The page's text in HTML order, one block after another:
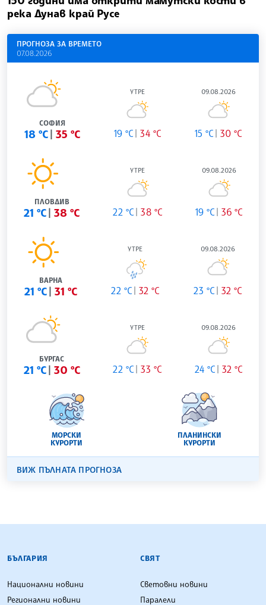
река Дунав край Русе
ПРОГНОЗА ЗА ВРЕМЕТО
07.08.2026
СОФИЯ
18 °C 35 °C
УТРЕ
19 °C 34 °C
09.08.2026
15 °C 30 °C
ПЛОВДИВ
21 °C 38 °C
УТРЕ
22 °C 38 °C
09.08.2026
19 °C 36 °C
ВАРНА
21 °C 31 °C
УТРЕ
22 °C 32 °C
09.08.2026
23 °C 32 °C
БУРГАС
21 °C 30 °C
УТРЕ
22 °C 33 °C
09.08.2026
24 °C 32 °C
МОРСКИ
КУРОРТИ
ПЛАНИНСКИ
КУРОРТИ
ВИЖ ПЪЛНАТА ПРОГНОЗА
БЪЛГАРСКА ТЕЛЕГРАФНА АГЕНЦИЯ
БЪЛГАРИЯ
Национални новини
Регионални новини
СВЯТ
Световни новини
Паралели